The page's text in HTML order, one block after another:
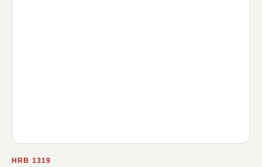
HRB 1319